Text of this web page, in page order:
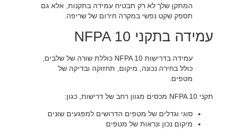
המתקן שלך לא רק תבטיח עמידה בתקנות, אלא גם
תספק שקט נפשי במקרה חירום של שריפה.‏
‏עמידה בתקני NFPA 10‏
‏עמידה בדרישות NFPA 10 כוללת שורה של שלבים,
כולל בחירה נכונה, מיקום, תחזוקה ובדיקה של
מטפים.‏
‏תקני NFPA 10 מכסים מגוון רחב של דרישות, כגון:‏
‏סוגי וגדלים של מטפים הדרושים למפגעים שונים‏
‏מיקום נכון ונראות של מטפים‏